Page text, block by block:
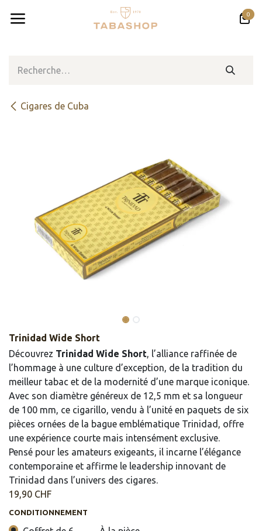
0
Cigares de Cuba
Trinidad Wide Short
Découvrez Trinidad Wide Short, l’alliance raffinée de
l’hommage à une culture d’exception, de la tradition du
meilleur tabac et de la modernité d’une marque iconique.
Avec son diamètre généreux de 12,5 mm et sa longueur
de 100 mm, ce cigarillo, vendu à l’unité en paquets de six
pièces ornées de la bague emblématique Trinidad, offre
une expérience courte mais intensément exclusive.
Pensé pour les amateurs exigeants, il incarne l’élégance
contemporaine et affirme le leadership innovant de
Trinidad dans l’univers des cigares.
19,90 CHF
CONDITIONNEMENT